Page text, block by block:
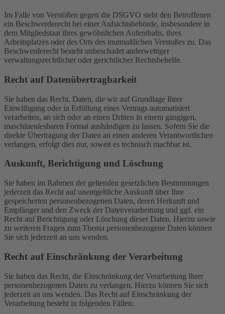
Im Falle von Verstößen gegen die DSGVO steht den Betroffenen
ein Beschwerderecht bei einer Aufsichtsbehörde, insbesondere in
dem Mitgliedstaat ihres gewöhnlichen Aufenthalts, ihres
Arbeitsplatzes oder des Orts des mutmaßlichen Verstoßes zu. Das
Beschwerderecht besteht unbeschadet anderweitiger
verwaltungsrechtlicher oder gerichtlicher Rechtsbehelfe.
Recht auf Daten­übertrag­barkeit
Sie haben das Recht, Daten, die wir auf Grundlage Ihrer
Einwilligung oder in Erfüllung eines Vertrags automatisiert
verarbeiten, an sich oder an einen Dritten in einem gängigen,
maschinenlesbaren Format aushändigen zu lassen. Sofern Sie die
direkte Übertragung der Daten an einen anderen Verantwortlichen
verlangen, erfolgt dies nur, soweit es technisch machbar ist.
Auskunft, Berichtigung und Löschung
Sie haben im Rahmen der geltenden gesetzlichen Bestimmungen
jederzeit das Recht auf unentgeltliche Auskunft über Ihre
gespeicherten personenbezogenen Daten, deren Herkunft und
Empfänger und den Zweck der Datenverarbeitung und ggf. ein
Recht auf Berichtigung oder Löschung dieser Daten. Hierzu sowie
zu weiteren Fragen zum Thema personenbezogene Daten können
Sie sich jederzeit an uns wenden.
Recht auf Einschränkung der Verarbeitung
Sie haben das Recht, die Einschränkung der Verarbeitung Ihrer
personenbezogenen Daten zu verlangen. Hierzu können Sie sich
jederzeit an uns wenden. Das Recht auf Einschränkung der
Verarbeitung besteht in folgenden Fällen: